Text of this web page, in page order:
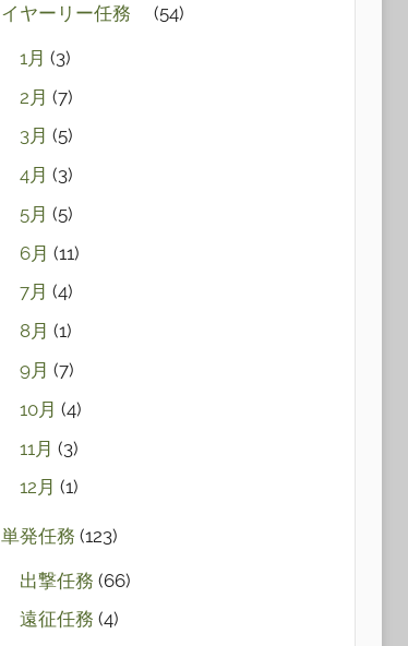
イヤーリー任務 (54)
1月 (3)
2月 (7)
3月 (5)
4月 (3)
5月 (5)
6月 (11)
7月 (4)
8月 (1)
9月 (7)
10月 (4)
11月 (3)
12月 (1)
単発任務 (123)
出撃任務 (66)
遠征任務 (4)